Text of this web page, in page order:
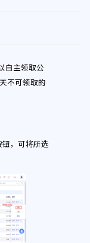
自主领取公
不可领取的
，可将所选